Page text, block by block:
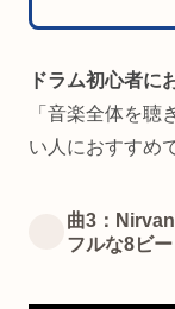
ドラム初心者に
「音楽全体を聴
い人におすすめ
曲3：
フルな8ビ